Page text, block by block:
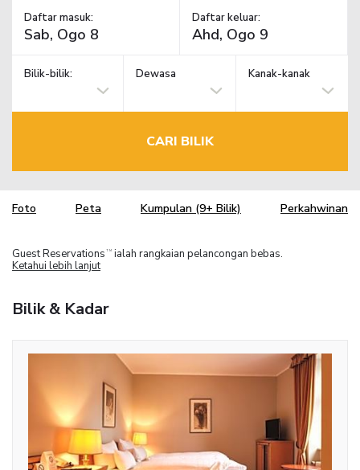
Daftar masuk: Daftar keluar:
Bilik-bilik: Dewasa Kanak-kanak
CARI BILIK
Foto Peta Kumpulan (9+ Bilik) Perkahwinan
Guest Reservations TM ialah rangkaian pelancongan bebas.
Ketahui lebih lanjut
Bilik & Kadar